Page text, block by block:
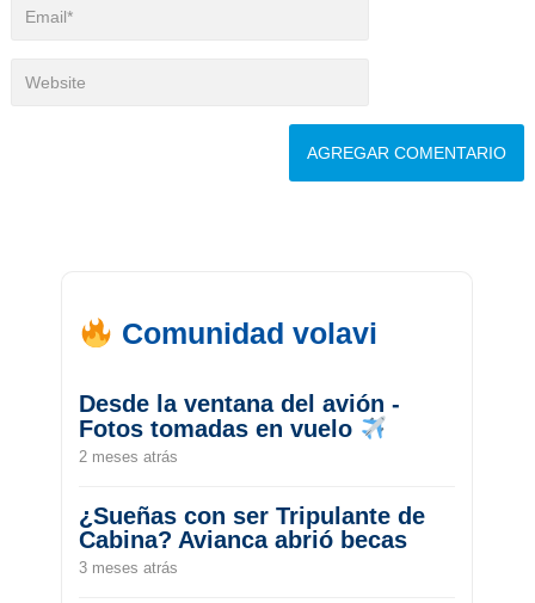
Comunidad volavi
Desde la ventana del avión -
Fotos tomadas en vuelo
2 meses atrás
¿Sueñas con ser Tripulante de
Cabina? Avianca abrió becas
3 meses atrás